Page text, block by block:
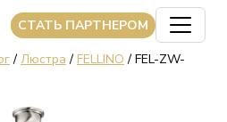
CТАТЬ ПАРТНЕРОМ
/ Люстра / FELLINO / FEL-ZW-